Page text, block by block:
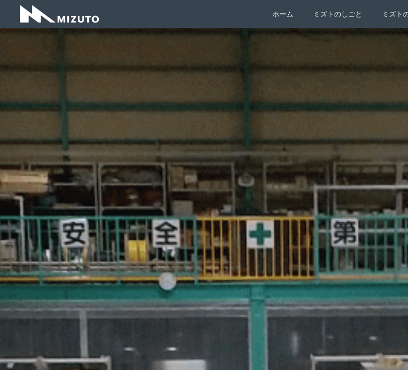
ホーム ミズトのしごと ミズト
送信しました